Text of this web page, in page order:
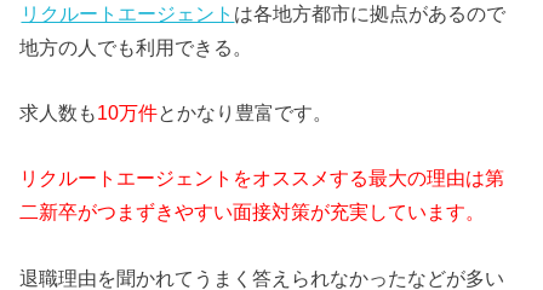
リクルートエージェント は各地方都市に拠点があるので
地方の人でも利用できる。
求人数も10万件とかなり豊富です。
リクルートエージェントをオススメする最大の理由は第
二新卒がつまずきやすい面接対策が充実しています。
退職理由を聞かれてうまく答えられなかったなどが多い